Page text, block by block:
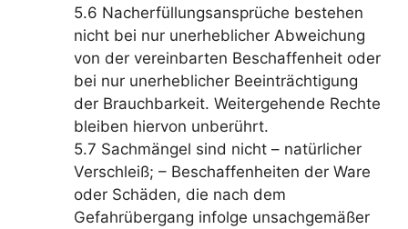
5.6 Nacherfüllungsansprüche bestehen
nicht bei nur unerheblicher Abweichung
von der vereinbarten Beschaffenheit oder
bei nur unerheblicher Beeinträchtigung
der Brauchbarkeit. Weitergehende Rechte
bleiben hiervon unberührt.
5.7 Sachmängel sind nicht – natürlicher
Verschleiß; – Beschaffenheiten der Ware
oder Schäden, die nach dem
Gefahrübergang infolge unsachgemäßer